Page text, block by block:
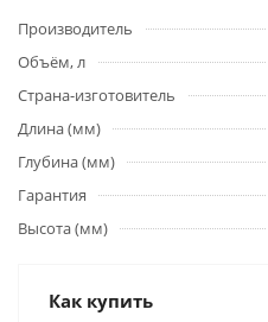
Производитель
Объём, л
Страна-изготовитель
Длина (мм)
Глубина (мм)
Гарантия
Высота (мм)
Как купить